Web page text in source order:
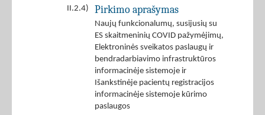
II.2.4)
Pirkimo aprašymas
Naujų funkcionalumų, susijusių su
ES skaitmeninių COVID pažymėjimų,
Elektroninės sveikatos paslaugų ir
bendradarbiavimo infrastruktūros
informacinėje sistemoje ir
Išankstinėje pacientų registracijos
informacinėje sistemoje kūrimo
paslaugos